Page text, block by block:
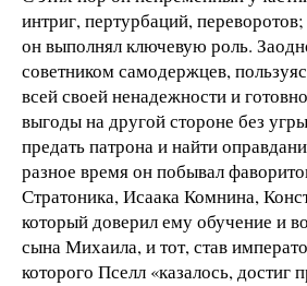
интриг, пертурбаций,
он выполнял ключевую роль.
советником самодержцев,
всей своей ненадежности и
выгоды на другой стороне без
предать патрона и найти
разное время он побывал
Стратоника, Исаака Комнина,
который доверил ему обучение и
сына Михаила, и тот, став
которого Пселл «казалось, достиг